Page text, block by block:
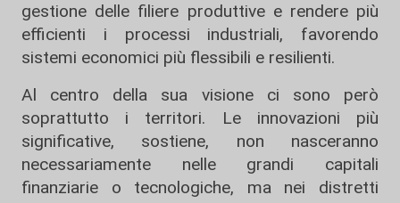
gestione delle filiere produttive e rendere più
efficienti i processi industriali, favorendo
sistemi economici più flessibili e resilienti.
Al centro della sua visione ci sono però
soprattutto i territori. Le innovazioni più
significative, sostiene, non nasceranno
necessariamente nelle grandi capitali
finanziarie o tecnologiche, ma nei distretti